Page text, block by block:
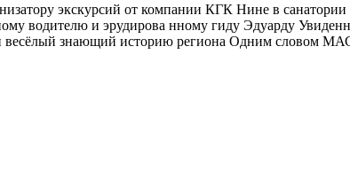
экскурсий от компании КГК Нине в
водителю и эрудирова нному гиду Эдуарду
весёлый знающий историю региона Одним